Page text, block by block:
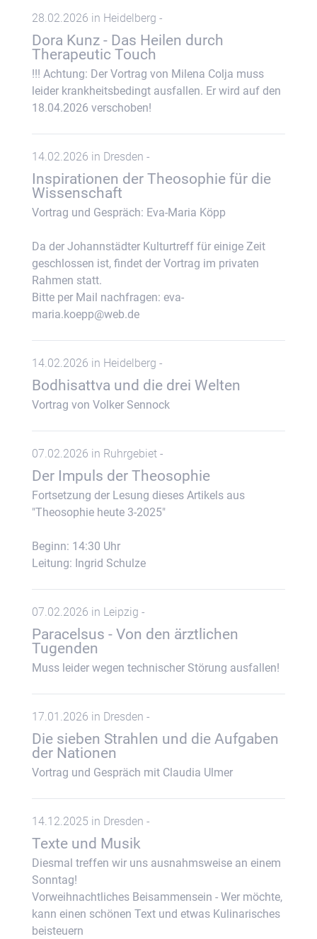
28.02.2026 in Heidelberg -
Dora Kunz - Das Heilen durch
Therapeutic Touch
!!! Achtung: Der Vortrag von Milena Colja muss
leider krankheitsbedingt ausfallen. Er wird auf den
18.04.2026 verschoben!
14.02.2026 in Dresden -
Inspirationen der Theosophie für die
Wissenschaft
Vortrag und Gespräch: Eva-Maria Köpp
Da der Johannstädter Kulturtreff für einige Zeit
geschlossen ist, findet der Vortrag im privaten
Rahmen statt.
Bitte per Mail nachfragen: eva-
maria.koepp@web.de
14.02.2026 in Heidelberg -
Bodhisattva und die drei Welten
Vortrag von Volker Sennock
07.02.2026 in Ruhrgebiet -
Der Impuls der Theosophie
Fortsetzung der Lesung dieses Artikels aus
"Theosophie heute 3-2025"
Beginn: 14:30 Uhr
Leitung: Ingrid Schulze
07.02.2026 in Leipzig -
Paracelsus - Von den ärztlichen
Tugenden
Muss leider wegen technischer Störung ausfallen!
17.01.2026 in Dresden -
Die sieben Strahlen und die Aufgaben
der Nationen
Vortrag und Gespräch mit Claudia Ulmer
14.12.2025 in Dresden -
Texte und Musik
Diesmal treffen wir uns ausnahmsweise an einem
Sonntag!
Vorweihnachtliches Beisammensein - Wer möchte,
kann einen schönen Text und etwas Kulinarisches
beisteuern